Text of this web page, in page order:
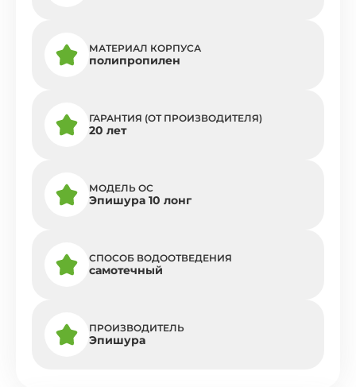
МАТЕРИАЛ КОРПУСА
полипропилен
ГАРАНТИЯ (ОТ ПРОИЗВОДИТЕЛЯ)
20 лет
МОДЕЛЬ ОС
Эпишура 10 лонг
СПОСОБ ВОДООТВЕДЕНИЯ
самотечный
ПРОИЗВОДИТЕЛЬ
Эпишура